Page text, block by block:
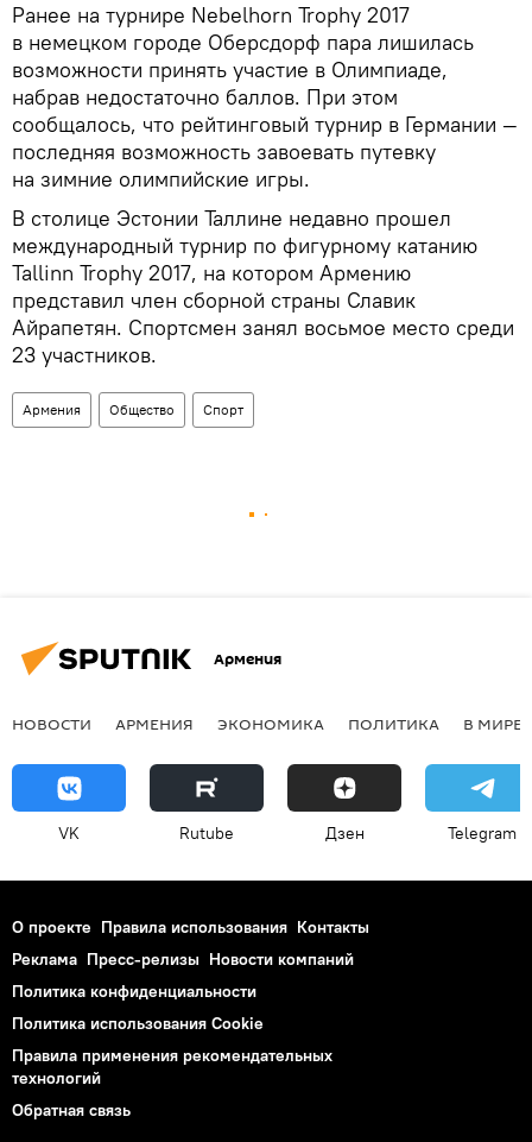
Ранее на турнире Nebelhorn Trophy 2017
в немецком городе Оберсдорф пара лишилась
возможности принять участие в Олимпиаде,
набрав недостаточно баллов. При этом
сообщалось, что рейтинговый турнир в Германии —
последняя возможность завоевать путевку
на зимние олимпийские игры.
В столице Эстонии Таллине недавно прошел
международный турнир по фигурному катанию
Tallinn Trophy 2017, на котором Армению
представил член сборной страны Славик
Айрапетян. Спортсмен занял восьмое место среди
23 участников.
Армения Общество Спорт
Армения
НОВОСТИ АРМЕНИЯ ЭКОНОМИКА ПОЛИТИКА В МИРЕ
VK Rutube Дзен Telegram
О проекте Правила использования Контакты
Реклама Пресс-релизы Новости компаний
Политика конфиденциальности
Политика использования Cookie
Правила применения рекомендательных
технологий
Обратная связь